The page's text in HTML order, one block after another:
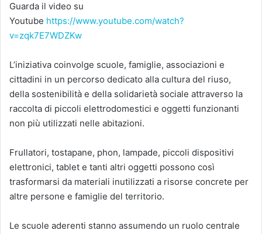
Guarda il video su
Youtube https://www.youtube.com/watch?
v=zqk7E7WDZKw
L’iniziativa coinvolge scuole, famiglie, associazioni e
cittadini in un percorso dedicato alla cultura del riuso,
della sostenibilità e della solidarietà sociale attraverso la
raccolta di piccoli elettrodomestici e oggetti funzionanti
non più utilizzati nelle abitazioni.
Frullatori, tostapane, phon, lampade, piccoli dispositivi
elettronici, tablet e tanti altri oggetti possono così
trasformarsi da materiali inutilizzati a risorse concrete per
altre persone e famiglie del territorio.
Le scuole aderenti stanno assumendo un ruolo centrale